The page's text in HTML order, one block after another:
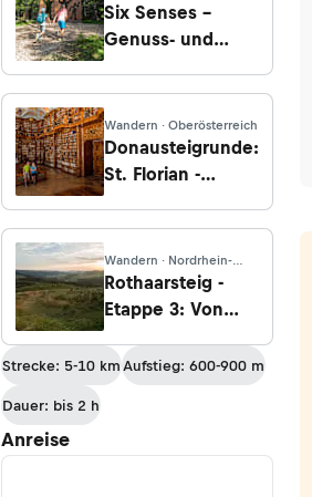
Six Senses –
Genuss- und
Sinne
Wandern · Oberösterreich
Donausteigrunde:
St. Florian -
Wandern · Nordrhein-
Westfalen
Rothaarsteig -
Etappe 3: Von
Schanze
Strecke: 5-10 km Aufstieg: 600-900 m
Dauer: bis 2 h
Anreise